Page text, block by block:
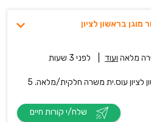
בראשון לציון
מלאה ועוד לפני 3 שעות
דרוש.ה לדיור מוגן פאלאס בראשון לציון עוס.ית משרה חלקית/מלאה. 5